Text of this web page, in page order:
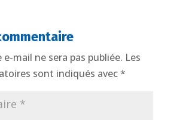
mail ne sera pas publiée. Les
sont indiqués avec*